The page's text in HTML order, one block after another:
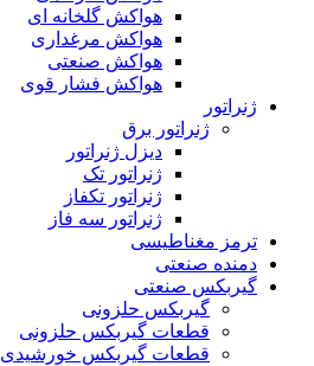
هواکش گلخانه ای
هواکش مرغداری
هواکش صنعتی
هواکش فشار قوی
ژنراتور
ژنراتور برق
دیزل ژنراتور
ژنراتور تک
ژنراتور تکفاز
ژنراتور سه فاز
ترمز مغناطیسی
دمنده صنعتی
گیربکس صنعتی
گیربکس حلزونی
قطعات گيربکس حلزونی
قطعات گيربکس خورشيدی